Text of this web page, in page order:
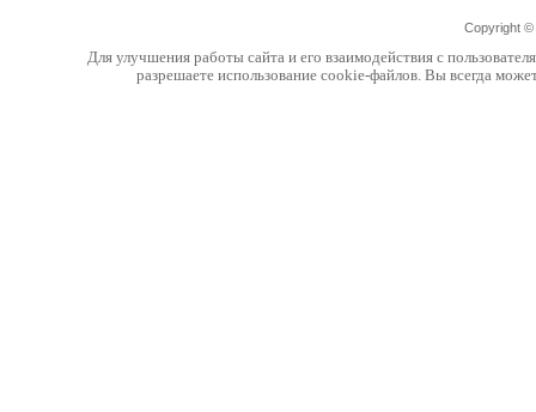
Copyright ©
Для улучшения работы сайта и его взаимодействия с
разрешаете использование cookie-файлов. Вы всегда